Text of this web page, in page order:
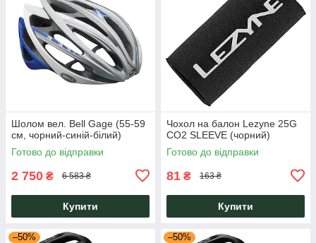
Шолом вел. Bell Gage (55-59
см, чорний-синій-білий)
Готово до відправки
2 750 ₴ 6 583 ₴
Купити
Чохол на балон Lezyne 25G
CO2 SLEEVE (чорний)
Готово до відправки
81 ₴ 163 ₴
Купити
–50% –50%